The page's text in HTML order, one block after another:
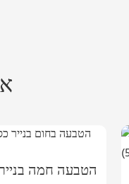
הטבעה חמה